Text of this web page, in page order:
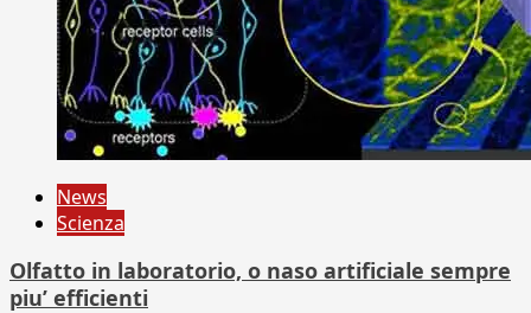
News
Scienza
Olfatto in laboratorio, o naso artificiale sempre
piu’ efficienti